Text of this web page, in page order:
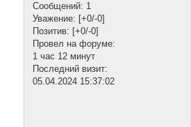
Сообщений: 1
Уважение: [+0/-0]
Позитив: [+0/-0]
Провел на форуме:
1 час 12 минут
Последний визит:
05.04.2024 15:37:02